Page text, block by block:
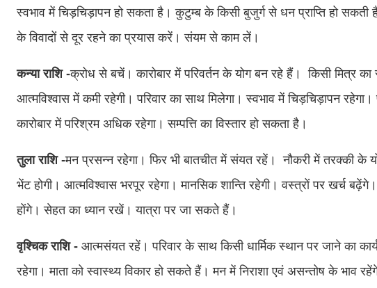
स्वभाव में चिड़चिड़ापन हो सकता है। कुटुम्ब के किसी बुजुर्ग से धन प्राप्ति‍ हो सकती
के व‍िवादों से दूर रहने का प्रयास करें। संयम से काम लें।
कन्या राशि -क्रोध से बचें। कारोबार में परिवर्तन के योग बन रहे हैं। किसी मित्र
आत्मविश्वास में कमी रहेगी। परिवार का साथ मिलेगा। स्वभाव में चिड़चिड़ापन
कारोबार में परिश्रम अधिक रहेगा। सम्पत्ति का विस्तार हो सकता है।
तुला राशि -मन प्रसन्न रहेगा। फिर भी बातचीत में संयत रहें। नौकरी में तरक्की के
भेंट होगी। आत्मविश्वास भरपूर रहेगा। मानसिक शान्ति रहेगी। वस्त्रों पर खर्च
होंगे। सेहत का ध्यान रखें। यात्रा पर जा सकते हैं।
वृश्चिक राशि - आत्मसंयत रहें। परिवार के साथ किसी धार्मिक स्थान पर जाने का
रहेगा। माता को स्वास्थ्‍य विकार हो सकते हैं। मन में निराशा एवं असन्तोष के भाव